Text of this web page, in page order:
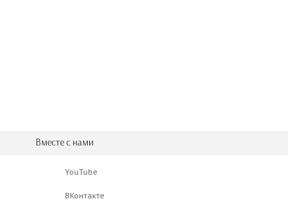
Вместе с нами
YouTube
ВКонтакте